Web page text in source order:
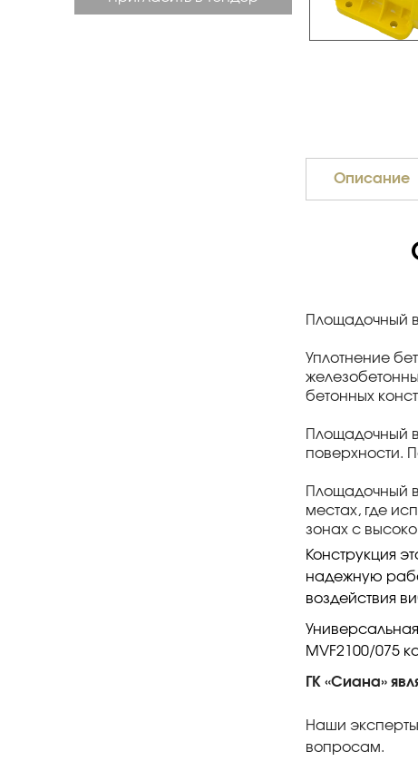
Описание
Площадочный
Уплотнение
бетонных
Площадочный
поверхности.
Площадочный
местах, где
зонах с
Конструкция
надежную
воздействия
MVF2100/075
ГК «Сиана»
Наши
вопросам.